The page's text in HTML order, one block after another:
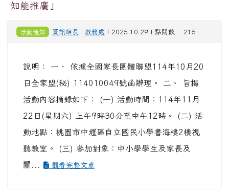
知能推廣」
活動通知 資訊組長 - 教務處 | 2025-10-29 | 點閱數： 215
說明： 一、 依據全國家長團體聯盟114年10月20
日全家盟(秘) 114010049號函辦理。 二、 旨揭
活動內容摘錄如下： (一) 活動時間：114年11月
22日(星期六) 上午9時30分至中午12時。 (二) 活
動地點：桃園市中壢區自立國民小學書海樓2樓視
聽教室。 (三) 參加對象：中小學學生及家長及
關...
觀看完整文章